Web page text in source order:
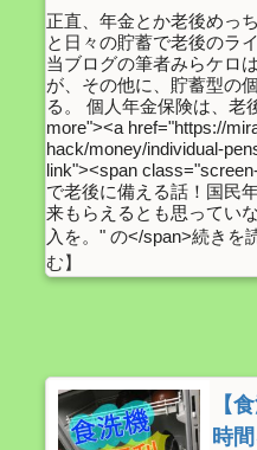
正直、年金とか老後めっ
と日々の貯蓄で老後のラ
当ブログの筆者みらケロ
が、その他に、貯蓄型の
る。 個人年金保険は、
more"><a href="https://
hack/money/individual-
link"><span
で老後に備える話！国民
来もらえるとも思ってい
入を。" の</span>続きを
【
時